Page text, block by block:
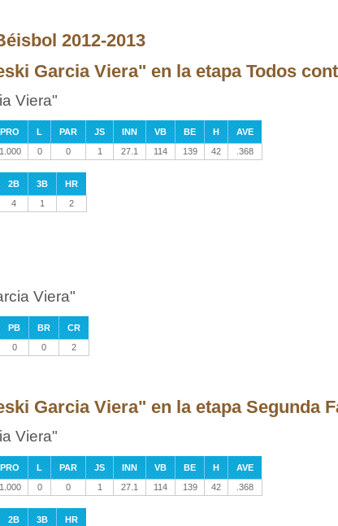
2012-2013
Garcia Viera" en la etapa Todos
Viera"
PRO L PAR JS INN VB BE H
AVE
1.000 0 0 1 27.1 114 139 42 .368
2B 3B
HR
4 1 2
Viera"
PB BR
CR
0 0 2
Garcia Viera" en la etapa Segunda
Viera"
PRO L PAR JS INN VB BE H
AVE
1.000 0 0 1 27.1 114 139 42 .368
2B 3B
HR